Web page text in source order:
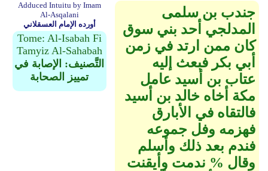
جندب بن سلمى
المدلجي أحد بني سوق
كان ممن ارتد في زمن
أبي بكر فبعث إليه
عتاب بن أسيد عامل
مكة أخاه خالد بن أسيد
فالتقاه في الأبارق
فهزمه وفل جموعه
فندم بعد ذلك وأسلم
وقال % ندمت وأيقنت
Adduced Intuitu by Imam
Al-Asqalani
أورده الإمام العسقلاني
Tome: Al-Isabah Fi
Tamyiz Al-Sahabah
التَّصنيف: الإصابة في
تمييز الصحابة